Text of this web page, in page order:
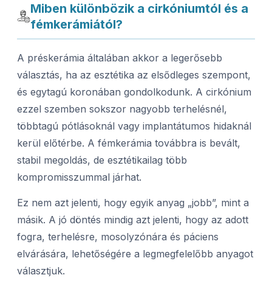
Miben különbözik a cirkóniumtól és a
fémkerámiától?
A préskerámia általában akkor a legerősebb
választás, ha az esztétika az elsődleges szempont,
és egytagú koronában gondolkodunk. A cirkónium
ezzel szemben sokszor nagyobb terhelésnél,
többtagú pótlásoknál vagy implantátumos hidaknál
kerül előtérbe. A fémkerámia továbbra is bevált,
stabil megoldás, de esztétikailag több
kompromisszummal járhat.
Ez nem azt jelenti, hogy egyik anyag „jobb”, mint a
másik. A jó döntés mindig azt jelenti, hogy az adott
fogra, terhelésre, mosolyzónára és páciens
elvárására, lehetőségére a legmegfelelőbb anyagot
választjuk.